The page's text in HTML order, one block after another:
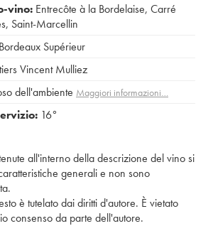
vino: Entrecôte à la Bordelaise, Carré
, Saint-Marcellin
Bordeaux Supérieur
Vincent Mulliez
dell'ambiente Maggiori informazioni…
16°
all'interno della descrizione del vino si
generali e non sono
è tutelato dai diritti d'autore. È vietato
consenso da parte dell'autore.